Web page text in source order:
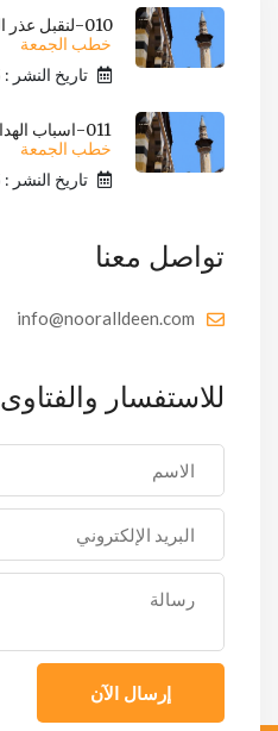
010-لنقبل عذر المعتذر
خطب الجمعة
تاريخ النشر : 2015-05-22
011-اسباب الهدايه
خطب الجمعة
تاريخ النشر : 2015-05-29
تواصل معنا
info@nooralldeen.com
للاستفسار والفتاوى
إرسال الآن